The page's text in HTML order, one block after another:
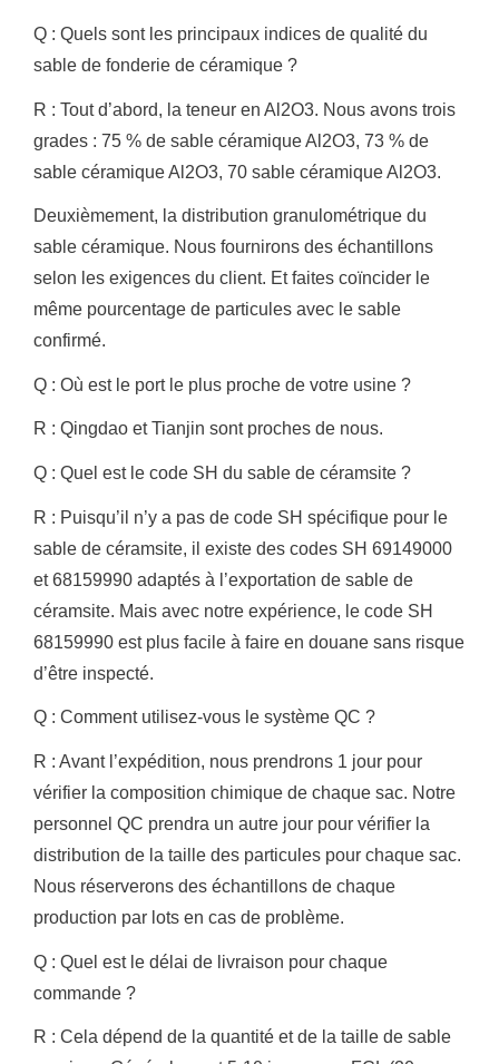
Q : Quels sont les principaux indices de qualité du
sable de fonderie de céramique ?
R : Tout d’abord, la teneur en Al2O3. Nous avons trois
grades : 75 % de sable céramique Al2O3, 73 % de
sable céramique Al2O3, 70 sable céramique Al2O3.
Deuxièmement, la distribution granulométrique du
sable céramique. Nous fournirons des échantillons
selon les exigences du client. Et faites coïncider le
même pourcentage de particules avec le sable
confirmé.
Q : Où est le port le plus proche de votre usine ?
R : Qingdao et Tianjin sont proches de nous.
Q : Quel est le code SH du sable de céramsite ?
R : Puisqu’il n’y a pas de code SH spécifique pour le
sable de céramsite, il existe des codes SH 69149000
et 68159990 adaptés à l’exportation de sable de
céramsite. Mais avec notre expérience, le code SH
68159990 est plus facile à faire en douane sans risque
d’être inspecté.
Q : Comment utilisez-vous le système QC ?
R : Avant l’expédition, nous prendrons 1 jour pour
vérifier la composition chimique de chaque sac. Notre
personnel QC prendra un autre jour pour vérifier la
distribution de la taille des particules pour chaque sac.
Nous réserverons des échantillons de chaque
production par lots en cas de problème.
Q : Quel est le délai de livraison pour chaque
commande ?
R : Cela dépend de la quantité et de la taille de sable